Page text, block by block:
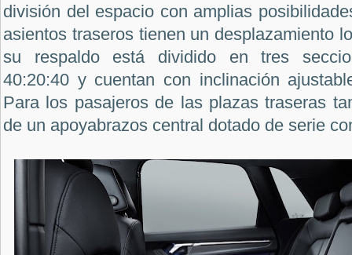
división del espacio con amplias
asientos traseros tienen un desplazamiento
su respaldo está dividido en tres
40:20:40 y cuentan con inclinación
Para los pasajeros de las plazas traseras
de un apoyabrazos central dotado de serie